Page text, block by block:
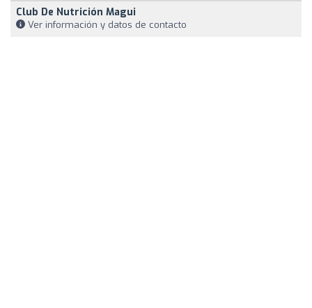
Club De Nutrición Magui
Ver información y datos de contacto